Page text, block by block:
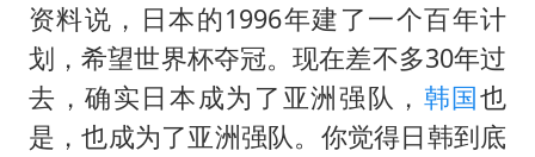
资料说，日本的1996年建了一个百年计
划，希望世界杯夺冠。现在差不多30年过
去，确实日本成为了亚洲强队， 韩国也
是，也成为了亚洲强队。你觉得日韩到底